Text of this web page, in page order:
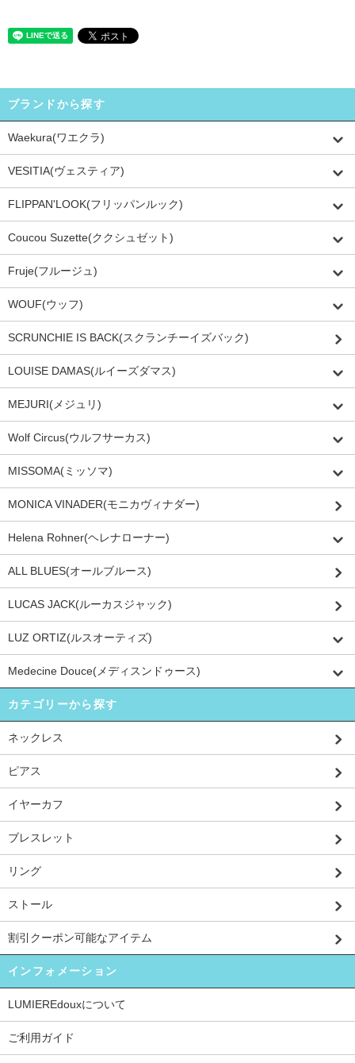
ブランドから探す
Waekura(ワエクラ)
VESITIA(ヴェスティア)
FLIPPAN'LOOK(フリッパンルック)
Coucou Suzette(ククシュゼット)
Fruje(フルージュ)
WOUF(ウッフ)
SCRUNCHIE IS BACK(スクランチーイズバック)
LOUISE DAMAS(ルイーズダマス)
MEJURI(メジュリ)
Wolf Circus(ウルフサーカス)
MISSOMA(ミッソマ)
MONICA VINADER(モニカヴィナダー)
Helena Rohner(ヘレナローナー)
ALL BLUES(オールブルース)
LUCAS JACK(ルーカスジャック)
LUZ ORTIZ(ルスオーティズ)
Medecine Douce(メディスンドゥース)
カテゴリーから探す
ネックレス
ピアス
イヤーカフ
ブレスレット
リング
ストール
割引クーポン可能なアイテム
インフォメーション
LUMIEREdouxについて
ご利用ガイド